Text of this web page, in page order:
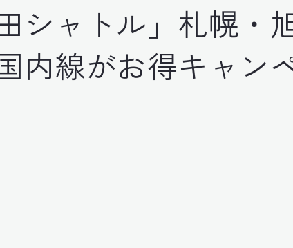
シャトル」札幌・
内線がお得キャン